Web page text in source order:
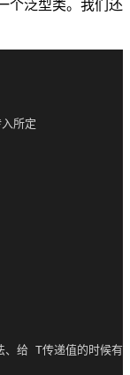
个泛型类。我们还
所定
给 T传递值的时候有